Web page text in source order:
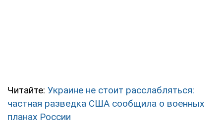
Читайте: Украине не стоит расслабляться:
частная разведка США сообщила о военных
планах России